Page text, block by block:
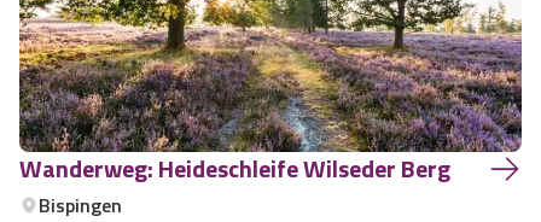
Wanderweg: Heideschleife Wilseder Berg
Bispingen